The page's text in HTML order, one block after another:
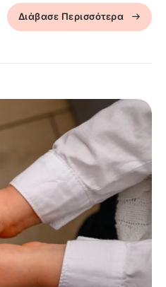
Διάβασε Περισσότερα